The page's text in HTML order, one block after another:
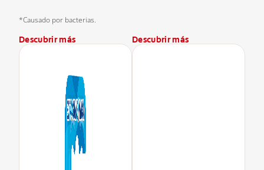
*Causado por bacterias.
Descubrir más Descubrir más